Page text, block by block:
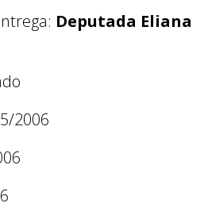
Deputada Eliana
2006